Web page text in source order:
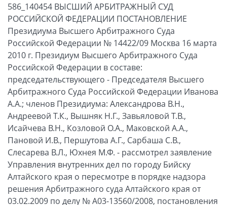
586_140454 ВЫСШИЙ АРБИТРАЖНЫЙ СУД
РОССИЙСКОЙ ФЕДЕРАЦИИ ПОСТАНОВЛЕНИЕ
Президиума Высшего Арбитражного Суда
Российской Федерации № 14422/09 Москва 16 марта
2010 г. Президиум Высшего Арбитражного Суда
Российской Федерации в составе:
председательствующего - Председателя Высшего
Арбитражного Суда Российской Федерации Иванова
А.А.; членов Президиума: Александрова В.Н.,
Андреевой Т.К., Вышняк Н.Г., Завьяловой Т.В.,
Исайчева В.Н., Козловой О.А., Маковской А.А.,
Пановой И.В., Першутова А.Г., Сарбаша С.В.,
Слесарева В.Л., Юхнея М.Ф. - рассмотрел заявление
Управления внутренних дел по городу Бийску
Алтайского края о пересмотре в порядке надзора
решения Арбитражного суда Алтайского края от
03.02.2009 по делу № А03-13560/2008, постановления